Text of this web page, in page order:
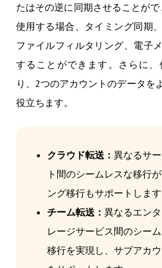
たはその逆に同期させることが
使用する場合、タイミング同期
ファイルフィルタリング、電子
することができます。さらに、
り、2つのアカウントのデータを
役立ちます。
クラウド転送： 異なるサ
ト間のシームレスな移行
ング移行もサポートします
チーム転送： 異なるエン
レージサービス間のシー
移行を実現し、サブアカ